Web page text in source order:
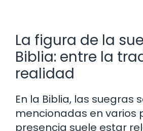
La figura de la
Biblia: entre la
realidad
En la Biblia, las suegras
mencionadas en varios
presencia suele estar